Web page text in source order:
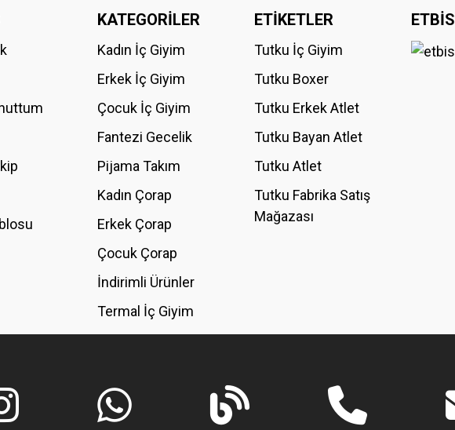
Bu ürüne ilk yorumu siz yapın!
KATEGORİLER
Kadın İç Giyim
Erkek İç Giyim
Çocuk İç Giyim
Fantezi Gecelik
Pijama Takım
Kadın Çorap
Erkek Çorap
Çocuk Çorap
İndirimli Ürünler
Termal İç Giyim
ETİKETLER
Tutku İç Giyim
Tutku Boxer
Tutku Erkek Atlet
Tutku Bayan Atlet
Tutku Atlet
Tutku Fabrika Satış
Mağazası
ETBİS